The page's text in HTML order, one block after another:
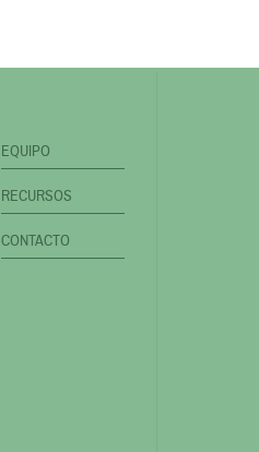
EQUIPO
RECURSOS
CONTACTO